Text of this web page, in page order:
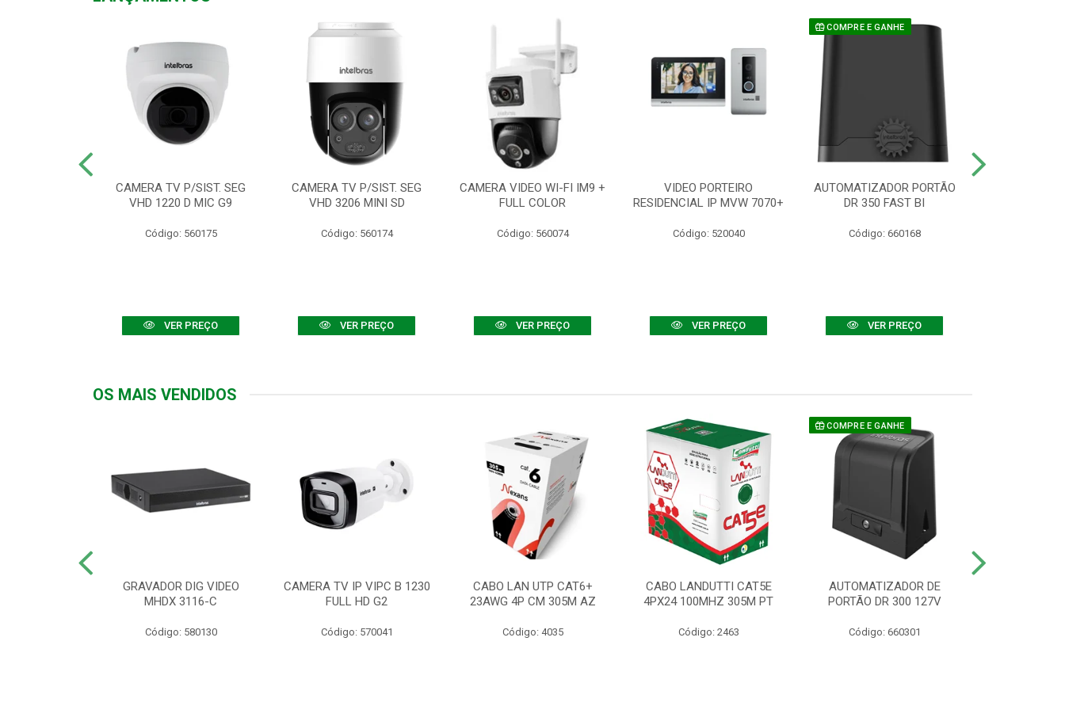
CAMERA TV P/SIST. SEG
VHD 1220 D MIC G9
Código: 560175
VER PREÇO
CAMERA TV P/SIST. SEG
VHD 3206 MINI SD
Código: 560174
VER PREÇO
CAMERA VIDEO WI-FI IM9 +
FULL COLOR
Código: 560074
VER PREÇO
VIDEO PORTEIRO
RESIDENCIAL IP MVW 7070+
Código: 520040
VER PREÇO
COMPRE E GANHE
AUTOMATIZADOR PORTÃO
DR 350 FAST BI
Código: 660168
VER PREÇO
OS MAIS VENDIDOS
GRAVADOR DIG VIDEO
MHDX 3116-C
Código: 580130
CAMERA TV IP VIPC B 1230
FULL HD G2
Código: 570041
CABO LAN UTP CAT6+
23AWG 4P CM 305M AZ
Código: 4035
CABO LANDUTTI CAT5E
4PX24 100MHZ 305M PT
Código: 2463
COMPRE E GANHE
AUTOMATIZADOR DE
PORTÃO DR 300 127V
Código: 660301